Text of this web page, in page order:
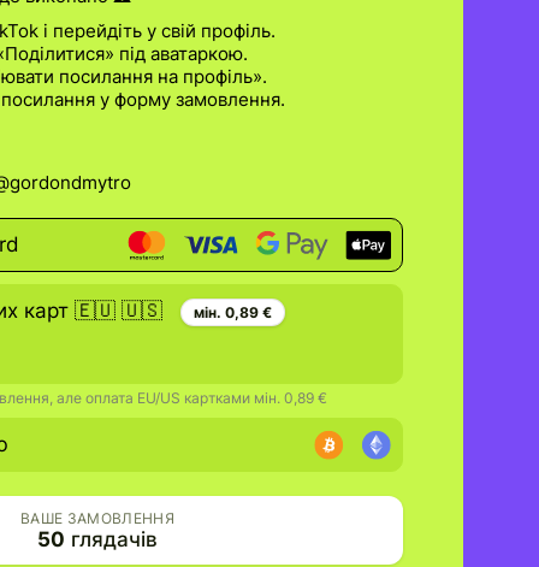
і перейдіть у свій профіль.
під аватаркою.
посилання на профіль».
посилання у форму замовлення.
карт 🇪🇺 🇺🇸 мін. 0,89 €
але оплата EU/US картками мін. 0,89 €
ВАШЕ ЗАМОВЛЕННЯ
50 глядачів